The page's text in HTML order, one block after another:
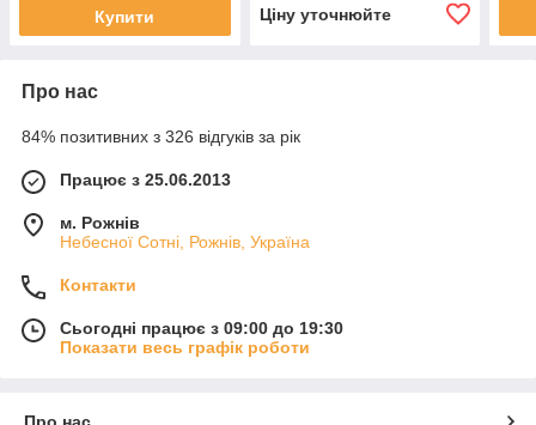
Купити Ціну уточнюйте
Про нас
84% позитивних з 326 відгуків за рік
Працює з 25.06.2013
м. Рожнів
Небесної Сотні, Рожнів, Україна
Контакти
Сьогодні працює з 09:00 до 19:30
Показати весь графік роботи